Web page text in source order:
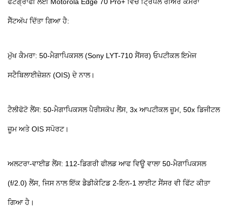
ਸੈੱਟਅੱਪ ਦਿੱਤਾ ਗਿਆ ਹੈ:
ਮੁੱਖ ਕੈਮਰਾ: 50-ਮੈਗਾਪਿਕਸਲ (Sony LYT-710 ਸੈਂਸਰ) ਓਪਟੀਕਲ ਇਮੇਜ
ਸਟੈਬਿਲਾਈਜ਼ੇਸ਼ਨ (OIS) ਦੇ ਨਾਲ।
ਟੈਲੀਫੋਟੋ ਲੈਂਸ: 50-ਮੈਗਾਪਿਕਸਲ ਪੈਰੀਸਕੋਪ ਲੈਂਸ, 3x ਆਪਟੀਕਲ ਜ਼ੂਮ, 50x ਡਿਜੀਟਲ
ਜ਼ੂਮ ਅਤੇ OIS ਸਪੋਰਟ।
ਅਲਟਰਾ-ਵਾਈਡ ਲੈਂਸ: 112-ਡਿਗਰੀ ਫੀਲਡ ਆਫ ਵਿਊ ਵਾਲਾ 50-ਮੈਗਾਪਿਕਸਲ
(f/2.0) ਲੈਂਸ, ਜਿਸ ਨਾਲ ਇੱਕ ਡੈਡੀਕੇਟਿਡ 2-ਇਨ-1 ਲਾਈਟ ਸੈਂਸਰ ਵੀ ਫਿੱਟ ਕੀਤਾ
ਗਿਆ ਹੈ।